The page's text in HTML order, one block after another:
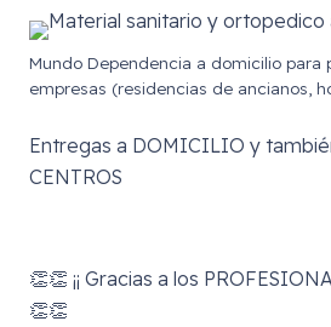
Mundo Dependencia a domicilio para
empresas (residencias de ancianos,
Entregas a DOMICILIO y
CENTROS
👏👏 ¡¡ Gracias a los
👏👏